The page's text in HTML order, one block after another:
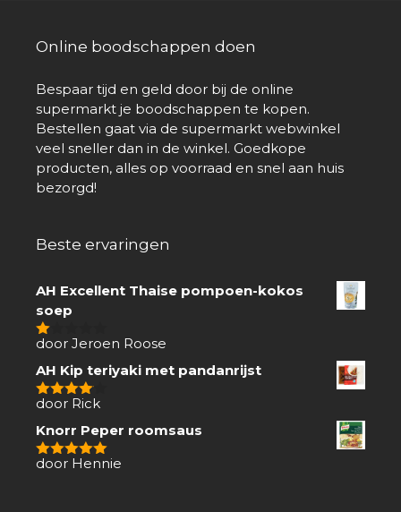
Online boodschappen doen
Bespaar tijd en geld door bij de online
supermarkt je boodschappen te kopen.
Bestellen gaat via de supermarkt webwinkel
veel sneller dan in de winkel. Goedkope
producten, alles op voorraad en snel aan huis
bezorgd!
Beste ervaringen
AH Excellent Thaise pompoen-kokos
soep
1
5
door Jeroen Roose
AH Kip teriyaki met pandanrijst
4van 5
door Rick
Knorr Peper roomsaus
5van 5
door Hennie